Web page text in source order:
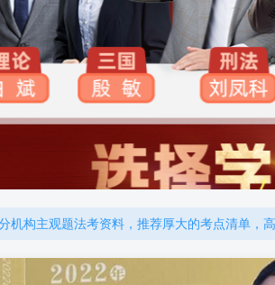
机构主观题法考资料，推荐厚大的考点清单，
现已经关闭手机号登录，请手机注册用户及
机构主观题法考资料，推荐厚大的考点清单，